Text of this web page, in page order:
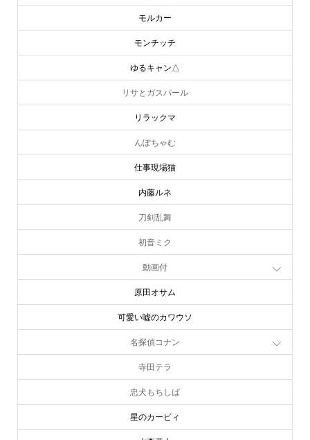
モルカー
モンチッチ
ゆるキャン△
リサとガスパール
リラックマ
んぽちゃむ
仕事現場猫
内藤ルネ
刀剣乱舞
初音ミク
動画付
原田オサム
可愛い嘘のカワウソ
名探偵コナン
寺田テラ
忠犬もちしば
星のカービィ